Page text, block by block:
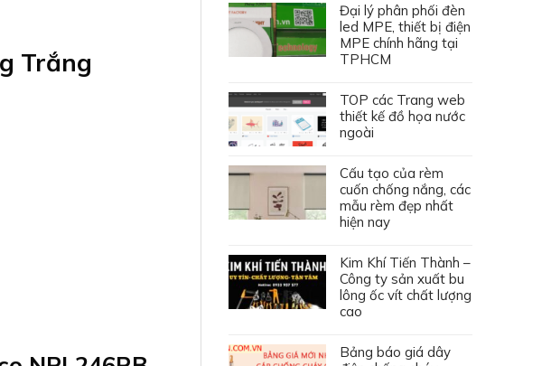
Trắng
Đại lý phân phối đèn
led MPE, thiết bị điện
MPE chính hãng tại
TPHCM
TOP các Trang web
thiết kế đồ họa nước
ngoài
Cấu tạo của rèm
cuốn chống nắng, các
mẫu rèm đẹp nhất
hiện nay
Kim Khí Tiến Thành –
Công ty sản xuất bu
lông ốc vít chất lượng
cao
Bảng báo giá dây